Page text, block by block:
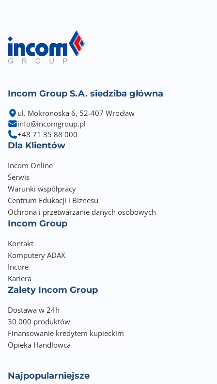
Incom Group S.A. siedziba główna
ul. Mokronoska 6, 52-407 Wrocław
info@incomgroup.pl
+48 71 35 88 000
Dla Klientów
Incom Online
Serwis
Warunki współpracy
Centrum Edukacji i Biznesu
Ochrona i przetwarzanie danych osobowych
Incom Group
Kontakt
Komputery ADAX
Incore
Kariera
Zalety Incom Group
Dostawa w 24h
30 000 produktów
Finansowanie kredytem kupieckim
Opieka Handlowca
Najpopularniejsze